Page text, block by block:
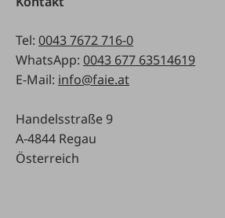
Tel: 0043 7672 716-0
WhatsApp: 0043 677 63514619
E-Mail: info@faie.at
Handelsstraße 9
A-4844 Regau
Österreich